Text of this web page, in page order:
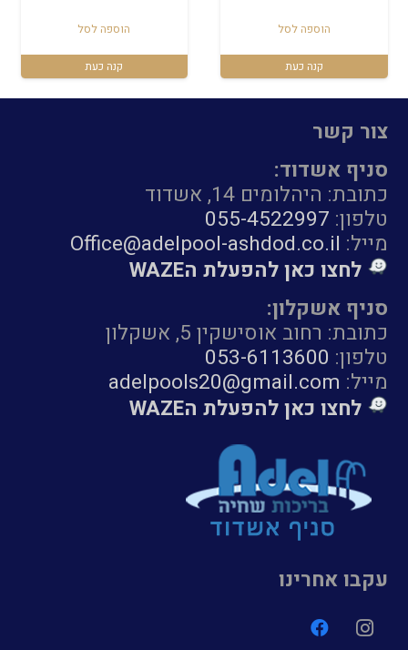
הוספה לסל
קנה כעת
הוספה לסל
קנה כעת
צור קשר
סניף אשדוד:
כתובת: היהלומים 14, אשדוד
טלפון: 055-4522997
מייל: Office@adelpool-ashdod.co.il
לחצו כאן להפעלת הWAZE
סניף אשקלון:
כתובת: רחוב אוסישקין 5, אשקלון
טלפון: 053-6113600
מייל: adelpools20@gmail.com
לחצו כאן להפעלת הWAZE
עקבו אחרינו